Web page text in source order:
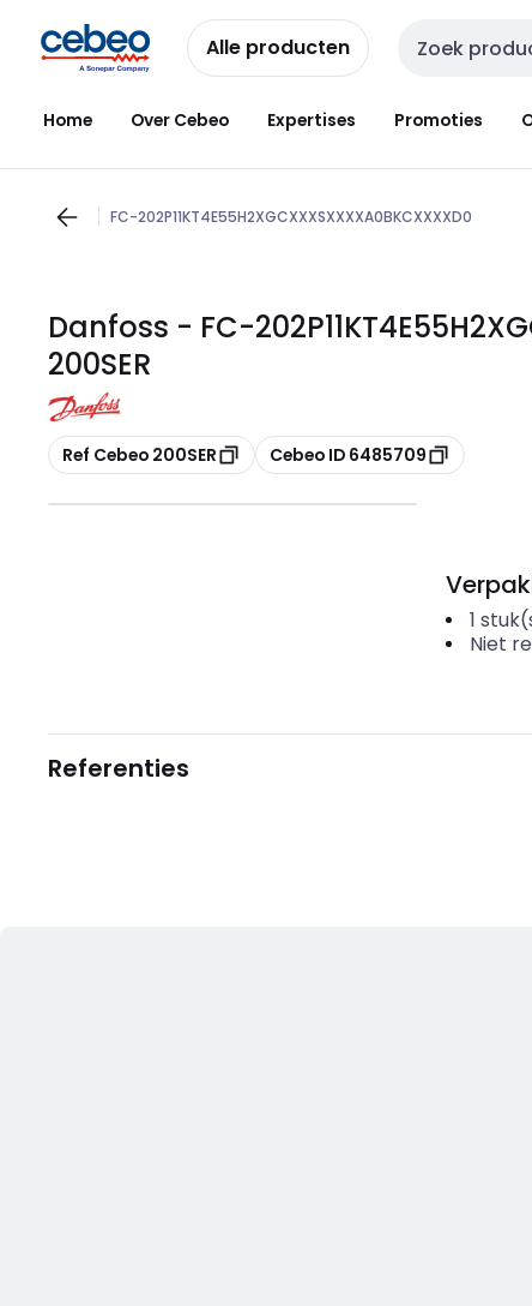
naar
navigatie
naar
inhoud
Alle producten Zoekveld invoer
Home Over Cebeo Expertises Promoties
FC-202P11KT4E55H2XGCXXXSXXXXA0BKCXXXXD0
Danfoss - FC-
200SER
Kopiëren
Ref Cebeo 200SER Kopiëren
Cebeo ID 6485709
1
Niet
Referenties